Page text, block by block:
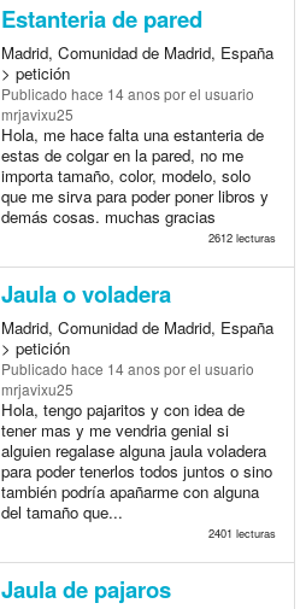
Estanteria de pared
Madrid, Comunidad de Madrid, España
> petición
Publicado hace 14 anospor el usuario
mrjavixu25
Hola, me hace falta una estanteria de
estas de colgar en la pared, no me
importa tamaño, color, modelo, solo
que me sirva para poder poner libros y
demás cosas. muchas gracias
2612 lecturas
Jaula o voladera
Madrid, Comunidad de Madrid, España
> petición
Publicado hace 14 anospor el usuario
mrjavixu25
Hola, tengo pajaritos y con idea de
tener mas y me vendria genial si
alguien regalase alguna jaula voladera
para poder tenerlos todos juntos o sino
también podría apañarme con alguna
del tamaño que...
2401 lecturas
Jaula de pajaros